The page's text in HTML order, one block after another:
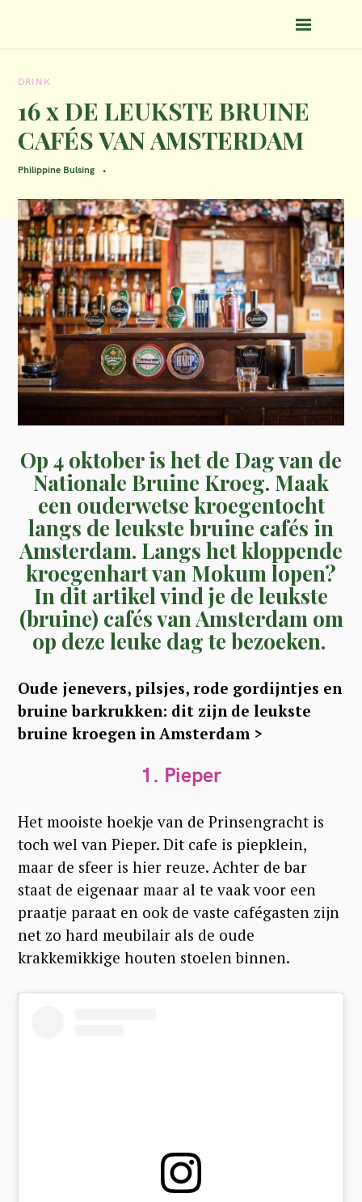
DRINK
16 x DE LEUKSTE BRUINE
CAFÉS VAN AMSTERDAM
Philippine Bulsing
Op 4 oktober is het de Dag van de
Nationale Bruine Kroeg. Maak
een ouderwetse kroegentocht
langs de leukste bruine cafés in
Amsterdam. Langs het kloppende
kroegenhart van Mokum lopen?
In dit artikel vind je de leukste
(bruine) cafés van Amsterdam om
op deze leuke dag te bezoeken.
Oude jenevers, pilsjes, rode gordijntjes en
bruine barkrukken: dit zijn de leukste
bruine kroegen in Amsterdam >
1. Pieper
Het mooiste hoekje van de Prinsengracht is
toch wel van Pieper. Dit cafe is piepklein,
maar de sfeer is hier reuze. Achter de bar
staat de eigenaar maar al te vaak voor een
praatje paraat en ook de vaste cafégasten zijn
net zo hard meubilair als de oude
krakkemikkige houten stoelen binnen.